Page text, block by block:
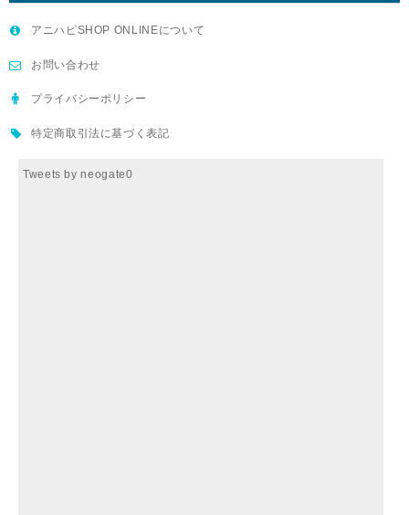
アニハピSHOP ONLINEについて
お問い合わせ
プライバシーポリシー
特定商取引法に基づく表記
Tweets by neogate0